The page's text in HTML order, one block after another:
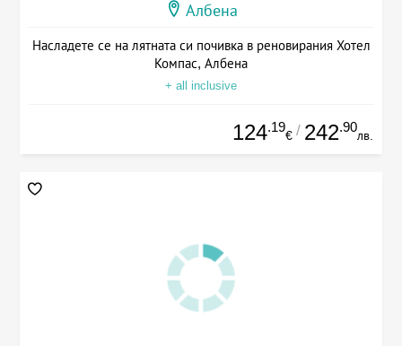
Албена
Насладете се на лятната си почивка в реновирания Хотел
Компас, Албена
+ all inclusive
124.19
€ / 242.90
лв.